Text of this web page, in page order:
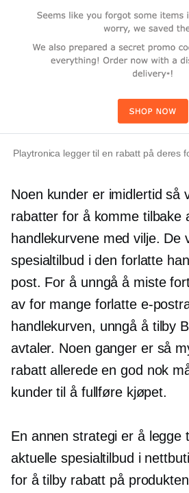
Playtronica legger til en rabatt på deres
Noen kunder er imidlertid så
rabatter for å komme tilbake
handlekurvene med vilje. De
spesialtilbud i den forlatte
post. For å unngå å miste
av for mange forlatte e-
handlekurven, unngå å tilby
avtaler. Noen ganger er så
rabatt allerede en god nok
kunder til å fullføre kjøpet.
En annen strategi er å legge
aktuelle spesialtilbud i
for å tilby rabatt på